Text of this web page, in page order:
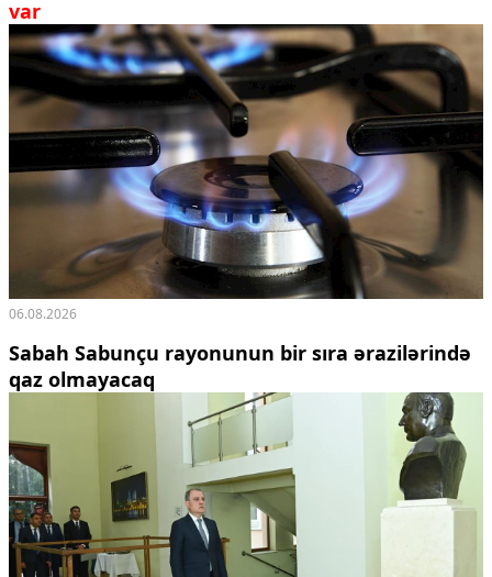
var
06.08.2026
Sabah Sabunçu rayonunun bir sıra ərazilərində
qaz olmayacaq